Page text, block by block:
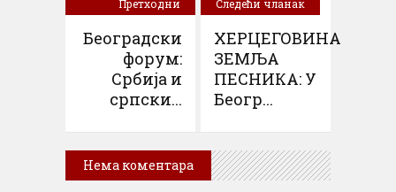
Претходни
Београдски
форум:
Србија и
српски...
Следећи чланак
ХЕРЦЕГОВИНА
ЗЕМЉА
ПЕСНИКА: У
Беогр...
Нема коментара